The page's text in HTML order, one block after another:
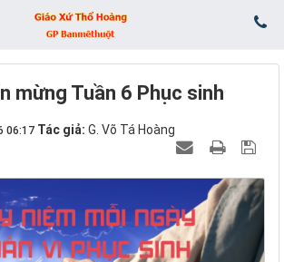
mừng Tuần 6 Phục sinh
06:17 Tác giả: G. Võ Tá Hoàng